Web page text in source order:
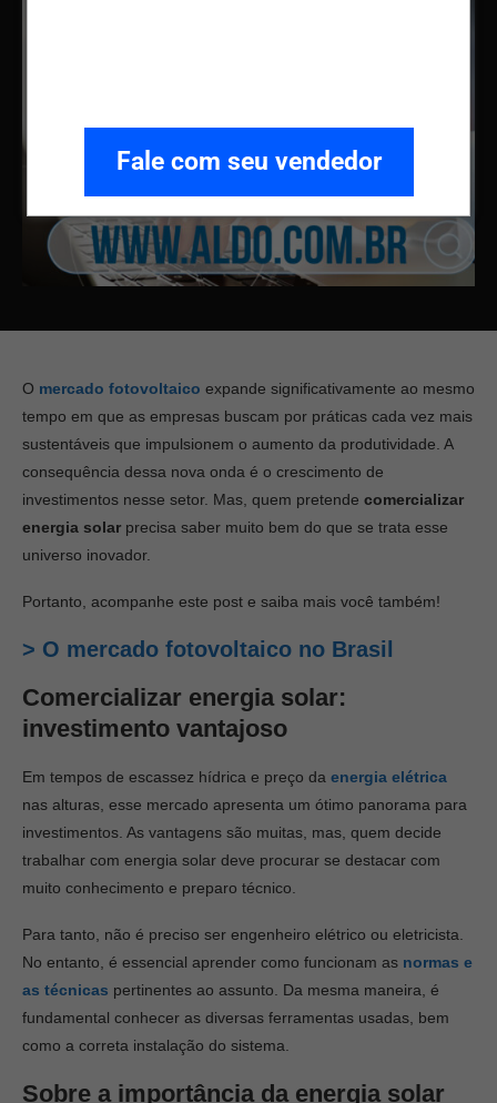
Fale com seu vendedor
O mercado fotovoltaico expande significativamente ao mesmo
tempo em que as empresas buscam por práticas cada vez mais
sustentáveis que impulsionem o aumento da produtividade. A
consequência dessa nova onda é o crescimento de
investimentos nesse setor. Mas, quem pretende comercializar
energia solar precisa saber muito bem do que se trata esse
universo inovador.
Portanto, acompanhe este post e saiba mais você também!
> O mercado fotovoltaico no Brasil
Comercializar energia solar:
investimento vantajoso
Em tempos de escassez hídrica e preço da energia elétrica
nas alturas, esse mercado apresenta um ótimo panorama para
investimentos. As vantagens são muitas, mas, quem decide
trabalhar com energia solar deve procurar se destacar com
muito conhecimento e preparo técnico.
Para tanto, não é preciso ser engenheiro elétrico ou eletricista.
No entanto, é essencial aprender como funcionam as normas e
as técnicas pertinentes ao assunto. Da mesma maneira, é
fundamental conhecer as diversas ferramentas usadas, bem
como a correta instalação do sistema.
Sobre a importância da energia solar